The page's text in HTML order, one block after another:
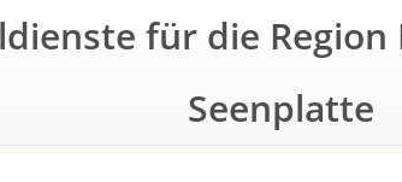
für die
Seenplatte